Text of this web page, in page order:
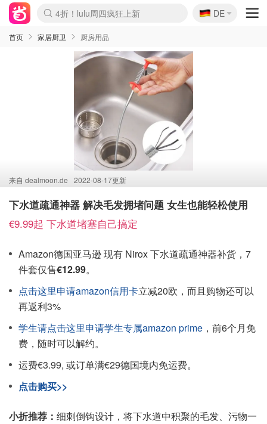
Boticinal 夏促开抢！
4折！lulu周四疯狂上新
还没结束！&OtherStories大促
Joybuy变相75折 随时失效
速领！Stanley独家85折
疑似霸哥！Camper额外叠85折
Zalando 奥莱闪促！每日更新
Moncler反季囤！5折起+叠9折
Coach Brooklyn仅€192
🇩🇪
DE
首页 家居厨卫 厨房用品
来自 dealmoon.de 2022-08-17更新
下水道疏通神器 解决毛发拥堵问题 女生也能轻松使用
€9.99起 下水道堵塞自己搞定
Amazon德国亚马逊 现有 Nirox 下水道疏通神器补货，7
件套仅售€12.99。
点击这里申请amazon信用卡立减20欧，而且购物还可以
再返利3%
学生请点击这里申请学生专属amazon prime ，前6个月免
费，随时可以解约。
运费€3.99, 或订单满€29德国境内免运费。
点击购买>>
小折推荐： 细刺倒钩设计，将下水道中积聚的毛发、污物一